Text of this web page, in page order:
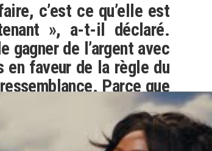
c’est ce qu’elle est
», a-t-il déclaré.
gagner de l’argent avec
en faveur de la règle du
Parce que
d’université,
la G-League et à aller